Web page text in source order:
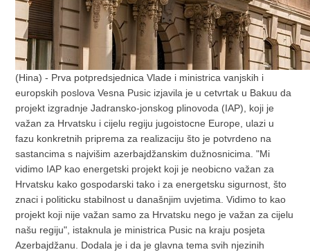
(Hina) - Prva potpredsjednica Vlade i ministrica vanjskih i
europskih poslova Vesna Pusic izjavila je u cetvrtak u Bakuu da
projekt izgradnje Jadransko-jonskog plinovoda (IAP), koji je
važan za Hrvatsku i cijelu regiju jugoistocne Europe, ulazi u
fazu konkretnih priprema za realizaciju što je potvrdeno na
sastancima s najvišim azerbajdžanskim dužnosnicima. "Mi
vidimo IAP kao energetski projekt koji je neobicno važan za
Hrvatsku kako gospodarski tako i za energetsku sigurnost, što
znaci i politicku stabilnost u današnjim uvjetima. Vidimo to kao
projekt koji nije važan samo za Hrvatsku nego je važan za cijelu
našu regiju", istaknula je ministrica Pusic na kraju posjeta
Azerbajdžanu. Dodala je i da je glavna tema svih njezinih